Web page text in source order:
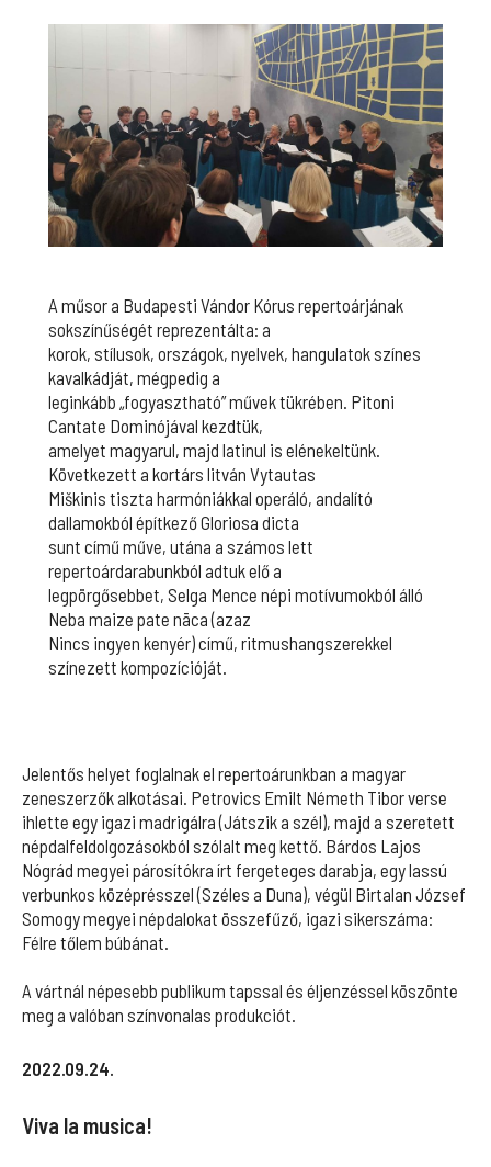
A műsor a Budapesti Vándor Kórus repertoárjának
sokszínűségét reprezentálta: a
korok, stílusok, országok, nyelvek, hangulatok színes
kavalkádját, mégpedig a
leginkább „fogyasztható” művek tükrében. Pitoni
Cantate Dominójával kezdtük,
amelyet magyarul, majd latinul is elénekeltünk.
Következett a kortárs litván Vytautas
Miškinis tiszta harmóniákkal operáló, andalító
dallamokból építkező Gloriosa dicta
sunt című műve, utána a számos lett
repertoárdarabunkból adtuk elő a
legpörgősebbet, Selga Mence népi motívumokból álló
Neba maize pate nāca (azaz
Nincs ingyen kenyér) című, ritmushangszerekkel
színezett kompozícióját.
Jelentős helyet foglalnak el repertoárunkban a magyar
zeneszerzők alkotásai. Petrovics Emilt Németh Tibor verse
ihlette egy igazi madrigálra (Játszik a szél), majd a szeretett
népdalfeldolgozásokból szólalt meg kettő. Bárdos Lajos
Nógrád megyei párosítókra írt fergeteges darabja, egy lassú
verbunkos középrésszel (Széles a Duna), végül Birtalan József
Somogy megyei népdalokat összefűző, igazi sikerszáma:
Félre tőlem búbánat.
A vártnál népesebb publikum tapssal és éljenzéssel köszönte
meg a valóban színvonalas produkciót.
2022.09.24.
Viva la musica!